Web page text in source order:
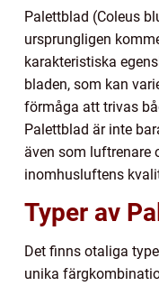
Palettblad (Coleus
ursprungligen
karakteristiska
bladen, som kan
förmåga att trivas
Palettblad är inte
även som luftrenare
inomhusluftens
Typer av
Det finns otaliga
unika